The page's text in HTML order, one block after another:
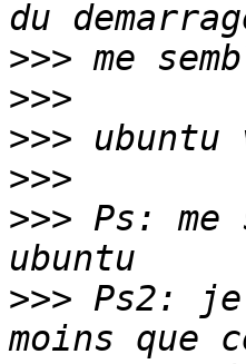
>>>
>>>
>>>
>>>
>>> Ps: me
>>> Ps2: